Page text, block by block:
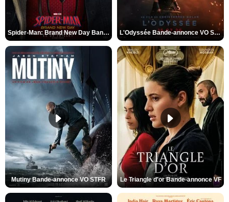
Spider-Man: Brand New Day Bande-annonce VO STFR L'Odyssée Bande-annonce VO STFR
Mutiny Bande-annonce VO STFR Le Triangle d'or Bande-annonce VF